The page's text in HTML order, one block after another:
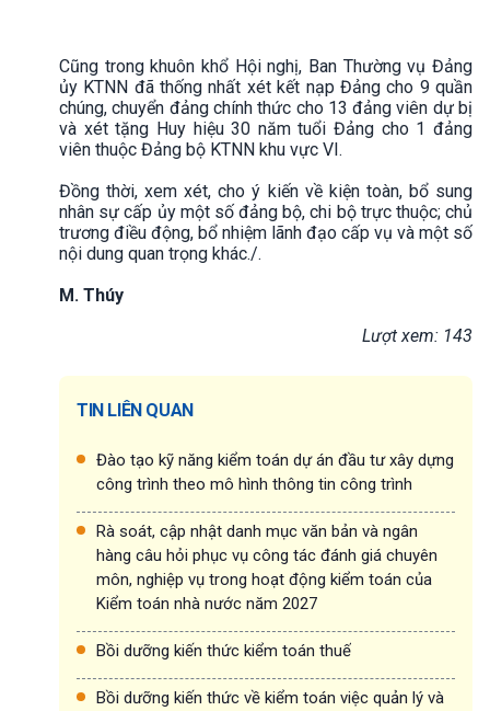
Cũng trong khuôn khổ Hội nghị, Ban Thường vụ Đảng
ủy KTNN đã thống nhất xét kết nạp Đảng cho 9 quần
chúng, chuyển đảng chính thức cho 13 đảng viên dự bị
và xét tặng Huy hiệu 30 năm tuổi Đảng cho 1 đảng
viên thuộc Đảng bộ KTNN khu vực VI.
Đồng thời, xem xét, cho ý kiến về kiện toàn, bổ sung
nhân sự cấp ủy một số đảng bộ, chi bộ trực thuộc; chủ
trương điều động, bổ nhiệm lãnh đạo cấp vụ và một số
nội dung quan trọng khác./.
M. Thúy
Lượt xem: 143
TIN LIÊN QUAN
Đào tạo kỹ năng kiểm toán dự án đầu tư xây dựng
công trình theo mô hình thông tin công trình
Rà soát, cập nhật danh mục văn bản và ngân
hàng câu hỏi phục vụ công tác đánh giá chuyên
môn, nghiệp vụ trong hoạt động kiểm toán của
Kiểm toán nhà nước năm 2027
Bồi dưỡng kiến thức kiểm toán thuế
Bồi dưỡng kiến thức về kiểm toán việc quản lý và